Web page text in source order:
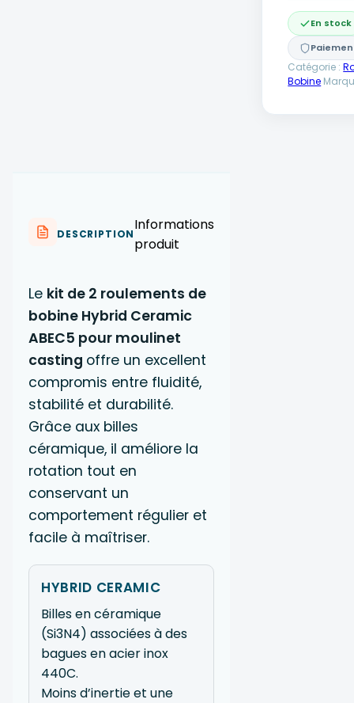
de
Bobine
Casting
En stock
Catégorie :
Bobine
DESCRIPTION
Informations
produit
Le kit de 2 roulements de
bobine Hybrid Ceramic
ABEC5 pour moulinet
casting offre un excellent
compromis entre fluidité,
stabilité et durabilité.
Grâce aux billes
céramique, il améliore la
rotation tout en
conservant un
comportement régulier et
facile à maîtriser.
HYBRID CERAMIC
Billes en céramique
(Si3N4) associées à des
bagues en acier inox
440C.
Moins d’inertie et une